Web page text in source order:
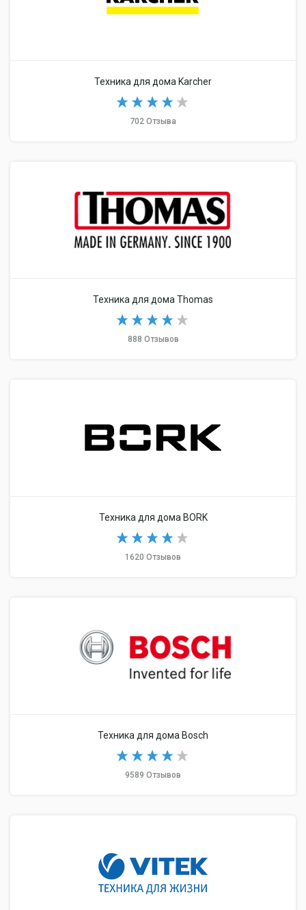
Техника для дома Karcher
702 Отзыва
Техника для дома Thomas
888 Отзывов
Техника для дома BORK
1620 Отзывов
Техника для дома Bosch
9589 Отзывов